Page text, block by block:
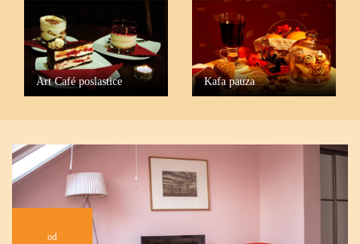
Art Café poslastice Kafa pauza
od